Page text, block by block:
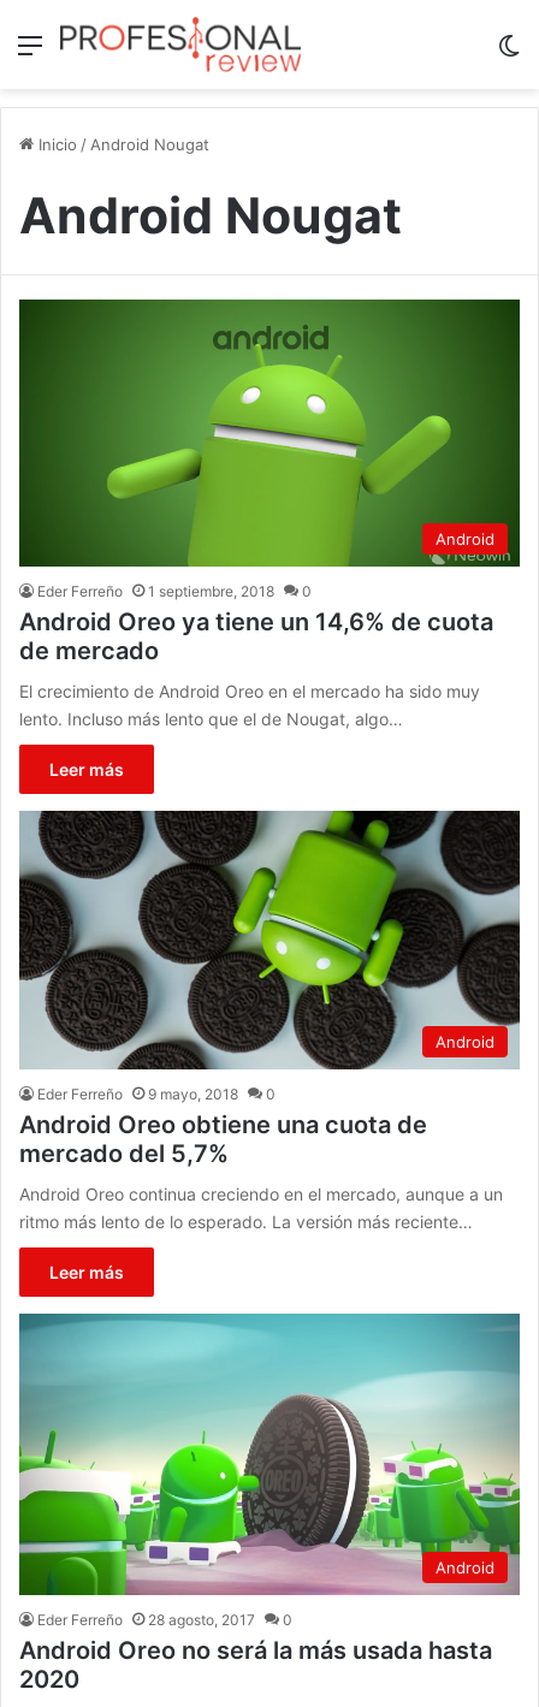
Menú
Inicio /Android Nougat
Android Nougat
Android
Eder Ferreño 1 septiembre, 2018 0
Android Oreo ya tiene un 14,6% de cuota
de mercado
El crecimiento de Android Oreo en el mercado ha sido muy
lento. Incluso más lento que el de Nougat, algo…
Leer más
Android
Eder Ferreño 9 mayo, 2018 0
Android Oreo obtiene una cuota de
mercado del 5,7%
Android Oreo continua creciendo en el mercado, aunque a un
ritmo más lento de lo esperado. La versión más reciente…
Leer más
Android
Eder Ferreño 28 agosto, 2017 0
Android Oreo no será la más usada hasta
2020